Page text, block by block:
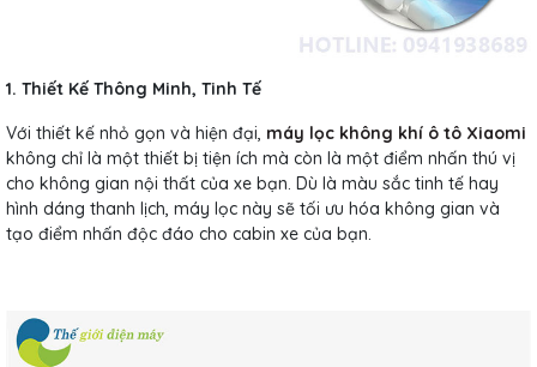
1. Thiết Kế Thông Minh, Tinh Tế
Với thiết kế nhỏ gọn và hiện đại, máy lọc không khí ô tô Xiaomi
không chỉ là một thiết bị tiện ích mà còn là một điểm nhấn thú vị
cho không gian nội thất của xe bạn. Dù là màu sắc tinh tế hay
hình dáng thanh lịch, máy lọc này sẽ tối ưu hóa không gian và
tạo điểm nhấn độc đáo cho cabin xe của bạn.